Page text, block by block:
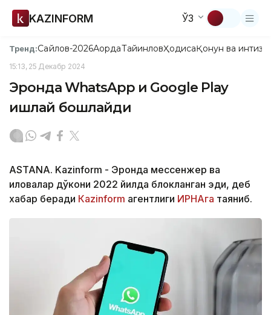
KAZINFORM ЎЗ
Тренд:Сайлов-2026АқордаТайинловҲодисаҚонун ва
15:13, 25 Декабр 2024
Эронда WhatsApp и Google Play
ишлай бошлайди
ASTANA. Kazinform - Эронда мессенжер ва
иловалар дўкони 2022 йилда блокланган эди, деб
хабар беради Кazinform агентлиги ИРНАга таяниб.